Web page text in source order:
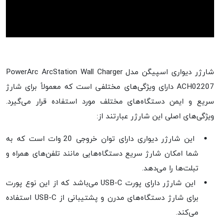
شارژر دیواری اسپیگن مدل PowerArc ArcStation Wall Charger
ACH02207 دارای ویژگی‌های مختلفی است که معمولاً برای شارژ
سریع و ایمن دستگاه‌های مختلف مورد استفاده قرار می‌گیرد.
ویژگی‌های اصلی این شارژر عبارتند از:
این شارژر دیواری دارای توان خروجی 20 وات است که به
شما امکان شارژ سریع دستگاه‌هایی مانند تلفن‌های همراه و
تبلت‌ها را می‌دهد.
این شارژر دارای پورت USB-C می‌باشد که از این نوع پورت
برای شارژ دستگاه‌های مدرن و پشتیبانی از USB-C استفاده
می‌کند.